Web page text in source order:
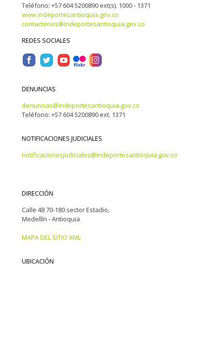
Teléfono: +57 604 5200890 ext(s). 1000 - 1371
www.indeportesantioquia.gov.co
contactenos@indeportesantioquia.gov.co
REDES SOCIALES
DENUNCIAS
denuncias@indeportesantioquia.gov.co
Teléfono: +57 604 5200890 ext. 1371
NOTIFICACIONES JUDICIALES
notificacionesjudiciales@indeportesantioquia.gov.co
DIRECCIÓN
Calle 48 70-180 sector Estadio,
Medellín - Antioquia
MAPA DEL SITIO XML
UBICACIÓN